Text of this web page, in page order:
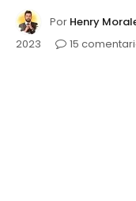
Por Henry
2023
15